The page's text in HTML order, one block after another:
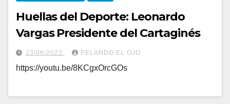
Huellas del Deporte: Leonardo
Vargas Presidente del Cartaginés
23/06/2022 PELANDO EL OJO
https://youtu.be/8KCgxOrcGOs